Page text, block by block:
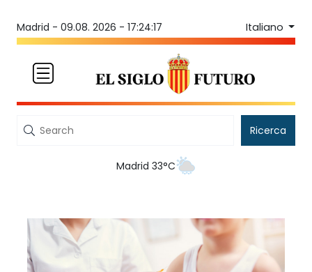
Madrid - 09.08. 2026 - 17:24:17 Italiano
Ricerca
Madrid 33°C